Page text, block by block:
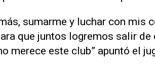
sumarme y luchar con mis
que juntos logremos salir de
merece este club” apuntó el